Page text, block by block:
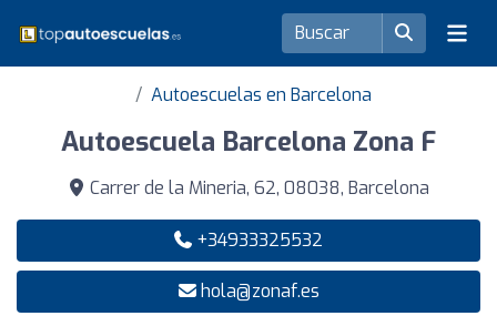
Autoescuelas en Barcelona
Autoescuela Barcelona Zona F
Carrer de la Mineria, 62, 08038, Barcelona
+34933325532
hola@zonaf.es